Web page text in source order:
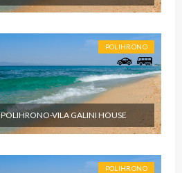
POLIHRONO
POLIHRONO-VILA GALINI HOUSE
POLIHRONO